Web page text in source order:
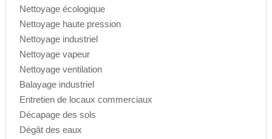
Nettoyage écologique
Nettoyage haute pression
Nettoyage industriel
Nettoyage vapeur
Nettoyage ventilation
Balayage industriel
Entretien de locaux commerciaux
Décapage des sols
Dégât des eaux